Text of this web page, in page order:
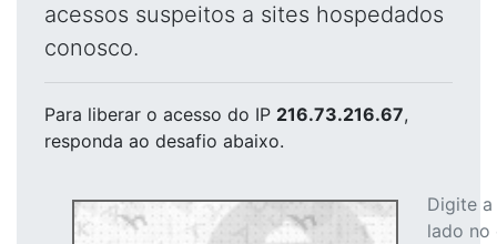
acessos suspeitos a sites hospedados
conosco.
Para liberar o acesso do IP 216.73.216.67,
responda ao desafio abaixo.
Digite
lado no